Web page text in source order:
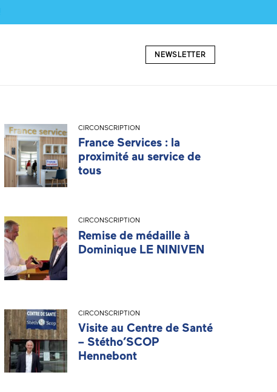
NEWSLETTER
CIRCONSCRIPTION
France Services : la
proximité au service de
tous
CIRCONSCRIPTION
Remise de médaille à
Dominique LE NINIVEN
CIRCONSCRIPTION
Visite au Centre de Santé
– Stétho’SCOP
Hennebont